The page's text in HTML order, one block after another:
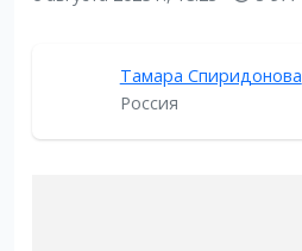
Тамара Спиридонова
Россия